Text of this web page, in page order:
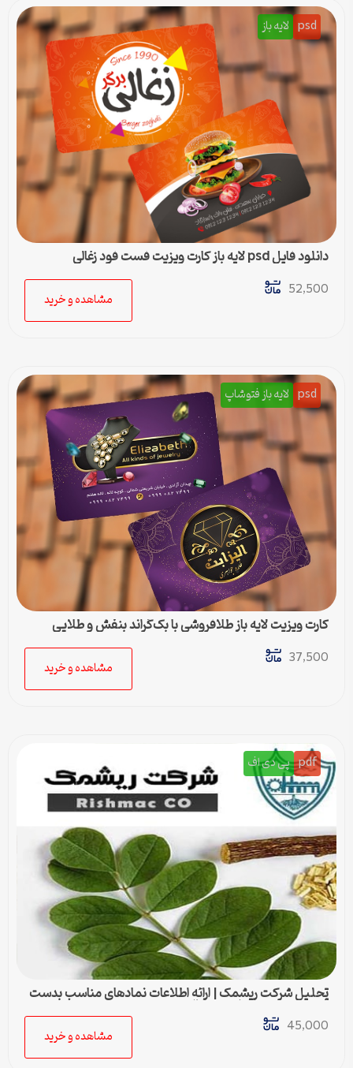
psd لایه باز
دانلود فایل psd لایه باز کارت ویزیت فست فود زغالی
52,500
مشاهده و خرید
psd لایه باز فتوشاپ
کارت ویزیت لایه باز طلافروشی با بک‌گراند بنفش و طلایی
37,500
مشاهده و خرید
pdf پی دی اف
تحلیل شرکت ریشمک | ارائه اطلاعات نمادهای مناسب بدست
آمده با رویکرد تحیلی تکنیکال
45,000
مشاهده و خرید